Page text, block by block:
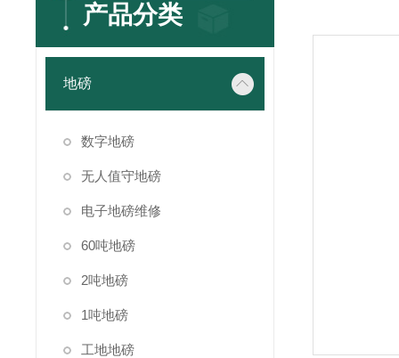
产品分类
地磅
数字地磅
无人值守地磅
电子地磅维修
60吨地磅
2吨地磅
1吨地磅
工地地磅